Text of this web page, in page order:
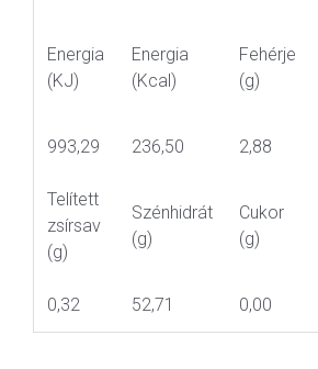
Energia
(KJ)
Energia
(Kcal)
Fehérje
(g)
993,29 236,50 2,88
Telített
zsírsav
(g)
Szénhidrát
(g)
Cukor
(g)
0,32 52,71 0,00